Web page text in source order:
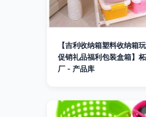
【吉利收纳箱塑料收纳箱
促销礼品福利包装盒箱】
厂 - 产品库